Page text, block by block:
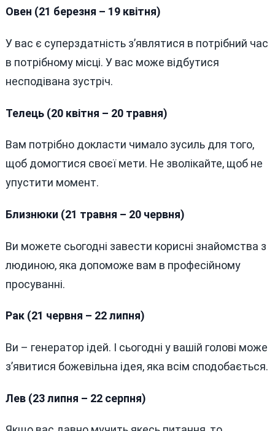
Овен (21 березня – 19 квітня)
У вас є суперздатність з’являтися в потрібний час
в потрібному місці. У вас може відбутися
несподівана зустріч.
Телець (20 квітня – 20 травня)
Вам потрібно докласти чимало зусиль для того,
щоб домогтися своєї мети. Не зволікайте, щоб не
упустити момент.
Близнюки (21 травня – 20 червня)
Ви можете сьогодні завести корисні знайомства з
людиною, яка допоможе вам в професійному
просуванні.
Рак (21 червня – 22 липня)
Ви – генератор ідей. І сьогодні у вашій голові може
з’явитися божевільна ідея, яка всім сподобається.
Лев (23 липня – 22 серпня)